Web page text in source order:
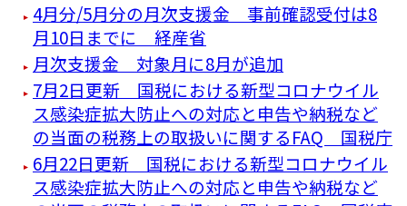
4月分/5月分の月次支援金 事前確認受付は8
月10日までに 経産省
月次支援金 対象月に8月が追加
7月2日更新 国税における新型コロナウイル
ス感染症拡大防止への対応と申告や納税など
の当面の税務上の取扱いに関するFAQ 国税庁
6月22日更新 国税における新型コロナウイル
ス感染症拡大防止への対応と申告や納税など